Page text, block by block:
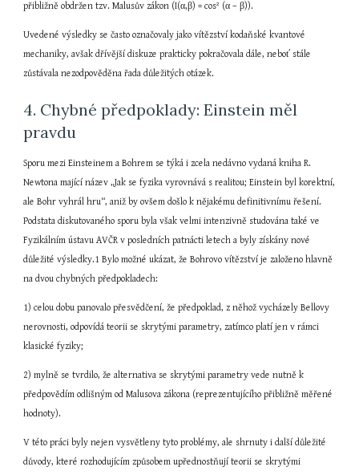
přibližně obdržen tzv. Malusův zákon (I(α,β) = cos² (α – β)).
Uvedené výsledky se často označovaly jako vítězství kodaňské kvantové
mechaniky, avšak dřívější diskuze prakticky pokračovala dále, neboť stále
zůstávala nezodpověděna řada důležitých otázek.
4. Chybné předpoklady: Einstein měl
pravdu
Sporu mezi Einsteinem a Bohrem se týká i zcela nedávno vydaná kniha R.
Newtona mající název „Jak se fyzika vyrovnává s realitou; Einstein byl korektní,
ale Bohr vyhrál hru“, aniž by ovšem došlo k nějakému definitivnímu řešení.
Podstata diskutovaného sporu byla však velmi intenzivně studována také ve
Fyzikálním ústavu AVČR v posledních patnácti letech a byly získány nové
důležité výsledky.1 Bylo možné ukázat, že Bohrovo vítězství je založeno hlavně
na dvou chybných předpokladech:
1) celou dobu panovalo přesvědčení, že předpoklad, z něhož vycházely Bellovy
nerovnosti, odpovídá teorii se skrytými parametry, zatímco platí jen v rámci
klasické fyziky;
2) mylně se tvrdilo, že alternativa se skrytými parametry vede nutně k
předpovědím odlišným od Malusova zákona (reprezentujícího přibližně měřené
hodnoty).
V této práci byly nejen vysvětleny tyto problémy, ale shrnuty i další důležité
důvody, které rozhodujícím způsobem upřednostňují teorii se skrytými